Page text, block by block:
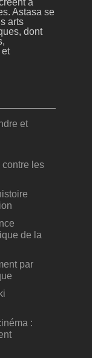
Astasa se
arts
dont
et
contre les
de la
par
: